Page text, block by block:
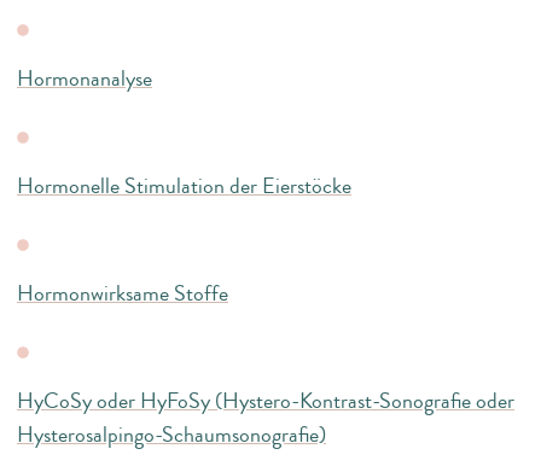
Hormonanalyse
Hormonelle Stimulation der Eierstöcke
Hormonwirksame Stoffe
HyCoSy oder HyFoSy (Hystero-Kontrast-Sonografie oder
Hysterosalpingo-Schaumsonografie)